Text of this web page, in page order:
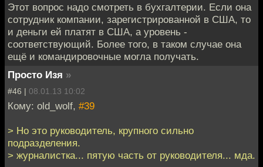
Этот вопрос надо смотреть в бухгалтерии. Если она
сотрудник компании, зарегистрированной в США, то
и деньги ей платят в США, а уровень -
соответствующий. Более того, в таком случае она
ещё и командировочные могла получать.
Просто Изя »
#46 | 08.01.13 10:02
Кому: old_wolf, #39
> Но это руководитель, крупного сильно
подразделения.
> журналистка... пятую часть от руководителя... мда.